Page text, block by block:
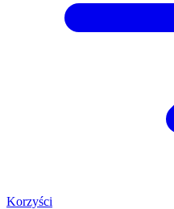
Korzyści